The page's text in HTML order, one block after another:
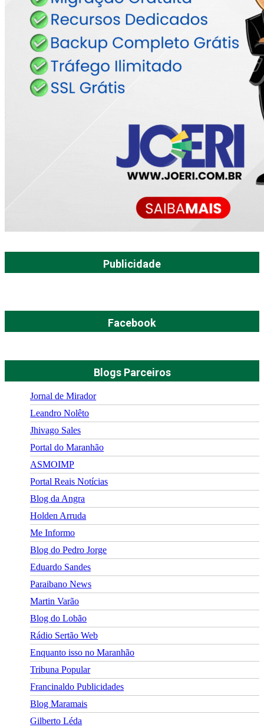
Publicidade
Facebook
Blogs Parceiros
Jornal de Mirador
Leandro Nolêto
Jhivago Sales
Portal do Maranhão
ASMOIMP
Portal Reais Notí­cias
Blog da Angra
Holden Arruda
Me Informo
Blog do Pedro Jorge
Eduardo Sandes
Paraibano News
Martin Varão
Blog do Lobão
Rádio Sertão Web
Enquanto isso no Maranhão
Tribuna Popular
Francinaldo Publicidades
Blog Maramais
Gilberto Léda